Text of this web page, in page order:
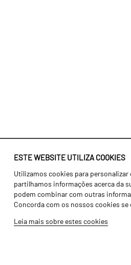
ESTE WEBSITE UTILIZA COOKIES
Utilizamos cookies para
partilhamos informações acerca da
podem combinar com outras
Concorda com os nossos cookies
Leia mais sobre estes cookies
Identidade
História
Fábrica / Produção
Recursos Humanos